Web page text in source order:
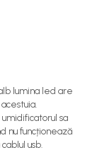
lumina led are
sa
nu funcționează
usb.